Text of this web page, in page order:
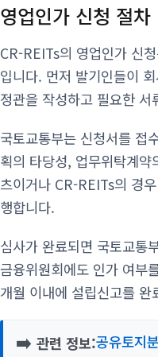
영업인가 신청 절차
CR-REITs의 영업인가 신
입니다. 먼저 발기인들이
정관을 작성하고 필요한
국토교통부는 신청서를 접
획의 타당성, 업무위탁계
츠이거나 CR-REITs의 경
행합니다.
심사가 완료되면 국토교통
금융위원회에도 인가 여부
개월 이내에 설립신고를
➡️ 관련 정보:공유토지